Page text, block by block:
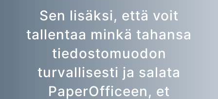
Sen lisäksi, että voit
tallentaa minkä tahansa
tiedostomuodon
turvallisesti ja salata
PaperOfficeen, et